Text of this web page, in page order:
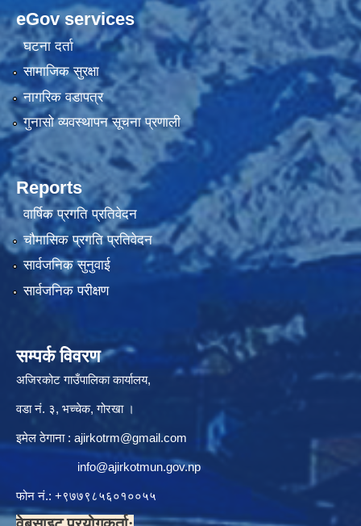
eGov services
घटना दर्ता
सामाजिक सुरक्षा
नागरिक वडापत्र
गुनासो व्यवस्थापन सूचना प्रणाली
Reports
वार्षिक प्रगति प्रतिवेदन
चौमासिक प्रगति प्रतिवेदन
सार्वजनिक सुनुवाई
सार्वजनिक परीक्षण
सम्पर्क विवरण
अजिरकोट गाउँपालिका कार्यालय,
वडा नं. ३, भच्चेक, गोरखा ।
इमेल ठेगाना : ajirkotrm@gmail.com
info@ajirkotmun.gov.np
फोन नं.: ‍‌+९७७९८५६०१००५५